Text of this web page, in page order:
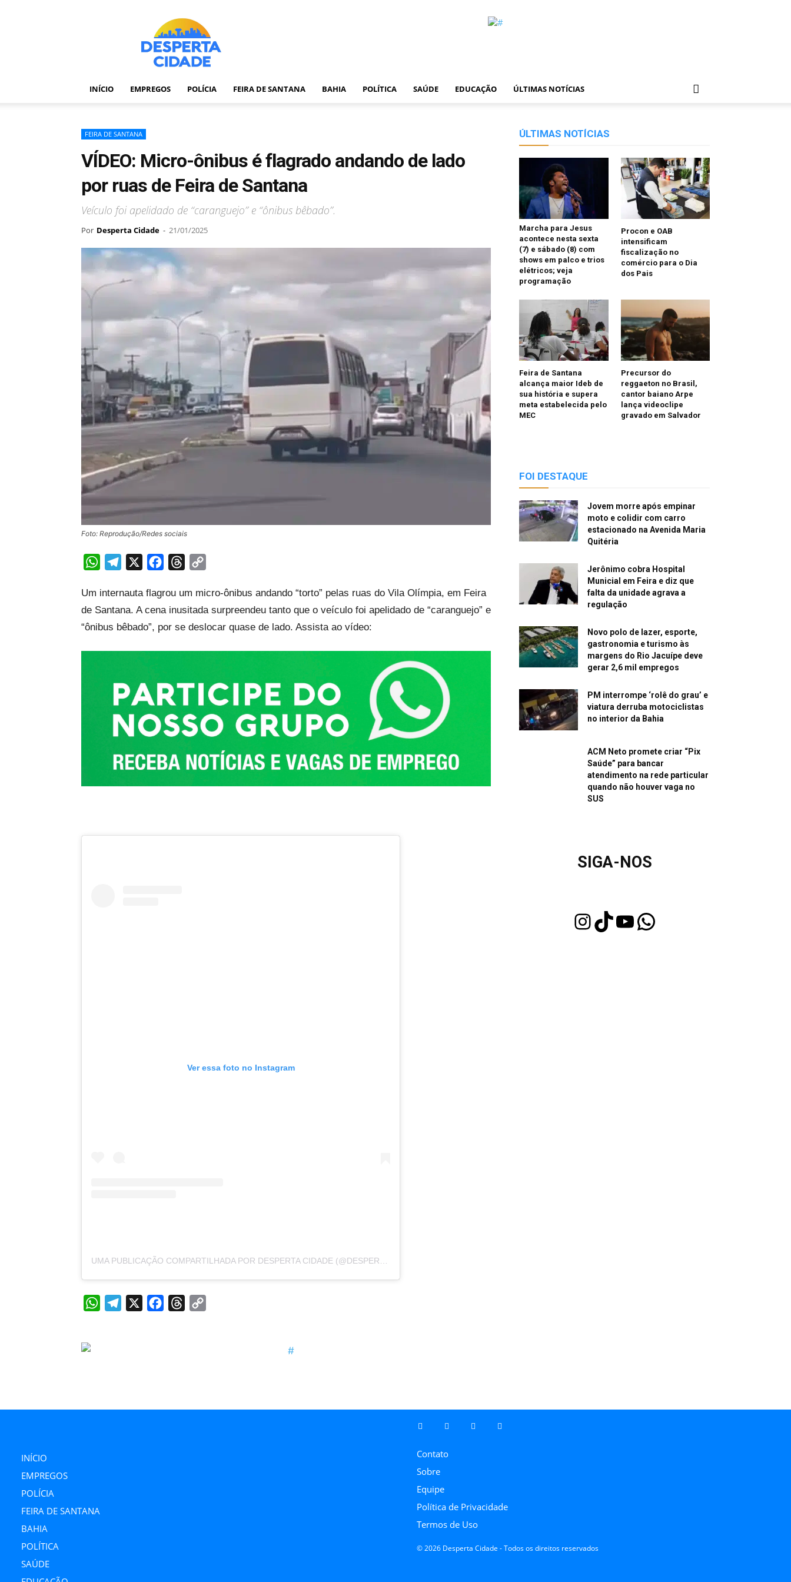
Desperta
Cidade
–
Portal
notícias
Bahia
INÍCIO EMPREGOS POLÍCIA FEIRA DE SANTANA BAHIA POLÍTICA SAÚDE EDUCAÇÃO ÚLTIMAS NOTÍCIAS
FEIRA DE SANTANA
VÍDEO: Micro-ônibus é flagrado andando de lado
por ruas de Feira de Santana
Veículo foi apelidado de “caranguejo” e “ônibus bêbado”.
Por Desperta Cidade - 21/01/2025
Foto: Reprodução/Redes sociais
WhatsAppTelegram FacebookThreads
Um internauta flagrou um micro-ônibus andando “torto” pelas ruas do Vila Olímpia, em Feira
de Santana. A cena inusitada surpreendeu tanto que o veículo foi apelidado de “caranguejo” e
“ônibus bêbado”, por se deslocar quase de lado. Assista ao vídeo:
Ver essa foto no Instagram
WhatsAppTelegram FacebookThreads
ÚLTIMAS NOTÍCIAS
Marcha para Jesus
acontece nesta sexta
(7) e sábado (8) com
shows em palco e trios
elétricos; veja
programação
Procon e OAB
intensificam
fiscalização no
comércio para o Dia
dos Pais
Feira de Santana
alcança maior Ideb de
sua história e supera
meta estabelecida pelo
MEC
Precursor do
reggaeton no Brasil,
cantor baiano Arpe
lança videoclipe
gravado em Salvador
FOI DESTAQUE
Jovem morre após empinar
moto e colidir com carro
estacionado na Avenida Maria
Quitéria
Jerônimo cobra Hospital
Municial em Feira e diz que
falta da unidade agrava a
regulação
Novo polo de lazer, esporte,
gastronomia e turismo às
margens do Rio Jacuípe deve
gerar 2,6 mil empregos
PM interrompe ‘rolê do grau’ e
viatura derruba motociclistas
no interior da Bahia
ACM Neto promete criar “Pix
Saúde” para bancar
atendimento na rede particular
quando não houver vaga no
SUS
SIGA-NOS
InstagramTikTok Youtube WhatsApp
INÍCIO
EMPREGOS
POLÍCIA
FEIRA DE SANTANA
BAHIA
POLÍTICA
SAÚDE
Contato
Sobre
Equipe
Política de Privacidade
Termos de Uso
© 2026 Desperta Cidade - Todos os direitos reservados